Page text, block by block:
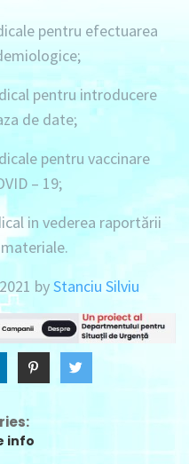
pentru efectuarea
pentru introducere
de date;
pentru vaccinare
– 19;
in vederea raportării
byStanciu Silviu
info